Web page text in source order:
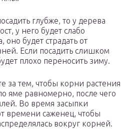
глубже, то у дерева
у него будет слабо
будет страдать от
Если посадить слишком
плохо переносить зиму.
за тем, чтобы корни растения
яме равномерно, после чего
Во время засыпки
времени саженец, чтобы
вокруг корней.